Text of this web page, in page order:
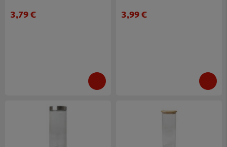
3,79 € 3,99 €